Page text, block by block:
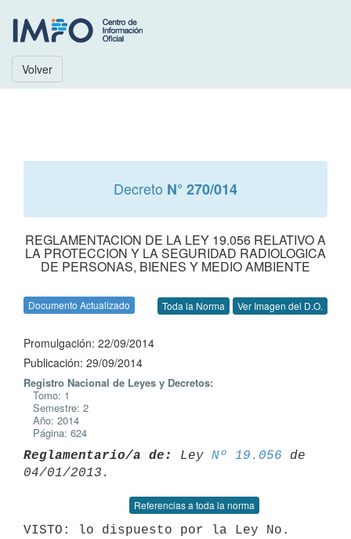
Volver
Decreto N° 270/014
REGLAMENTACION DE LA LEY 19.056 RELATIVO A
LA PROTECCION Y LA SEGURIDAD RADIOLOGICA
DE PERSONAS, BIENES Y MEDIO AMBIENTE
Documento Actualizado Toda la Norma Ver Imagen del D.O.
Promulgación: 22/09/2014
Publicación: 29/09/2014
Registro Nacional de Leyes y Decretos:
Tomo: 1
Semestre: 2
Año: 2014
Página: 624
Reglamentario/a de: Ley Nº 19.056 de
Referencias a toda la norma
VISTO: lo dispuesto por la Ley No.